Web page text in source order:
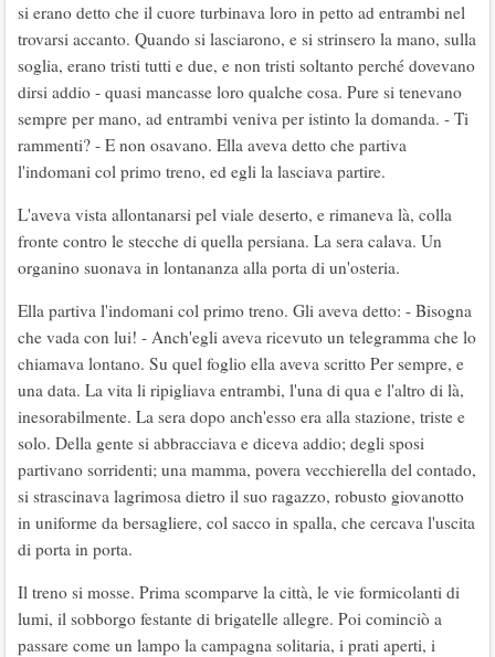
si erano detto che il cuore turbinava loro in petto ad entrambi nel
trovarsi accanto. Quando si lasciarono, e si strinsero la mano, sulla
soglia, erano tristi tutti e due, e non tristi soltanto perché dovevano
dirsi addio - quasi mancasse loro qualche cosa. Pure si tenevano
sempre per mano, ad entrambi veniva per istinto la domanda. - Ti
rammenti? - E non osavano. Ella aveva detto che partiva
l'indomani col primo treno, ed egli la lasciava partire.
L'aveva vista allontanarsi pel viale deserto, e rimaneva là, colla
fronte contro le stecche di quella persiana. La sera calava. Un
organino suonava in lontananza alla porta di un'osteria.
Ella partiva l'indomani col primo treno. Gli aveva detto: - Bisogna
che vada con lui! - Anch'egli aveva ricevuto un telegramma che lo
chiamava lontano. Su quel foglio ella aveva scritto Per sempre, e
una data. La vita li ripigliava entrambi, l'una di qua e l'altro di là,
inesorabilmente. La sera dopo anch'esso era alla stazione, triste e
solo. Della gente si abbracciava e diceva addio; degli sposi
partivano sorridenti; una mamma, povera vecchierella del contado,
si strascinava lagrimosa dietro il suo ragazzo, robusto giovanotto
in uniforme da bersagliere, col sacco in spalla, che cercava l'uscita
di porta in porta.
Il treno si mosse. Prima scomparve la città, le vie formicolanti di
lumi, il sobborgo festante di brigatelle allegre. Poi cominciò a
passare come un lampo la campagna solitaria, i prati aperti, i